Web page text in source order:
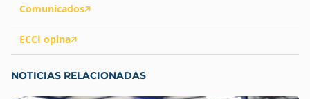
Comunicados
ECCI opina
NOTICIAS RELACIONADAS